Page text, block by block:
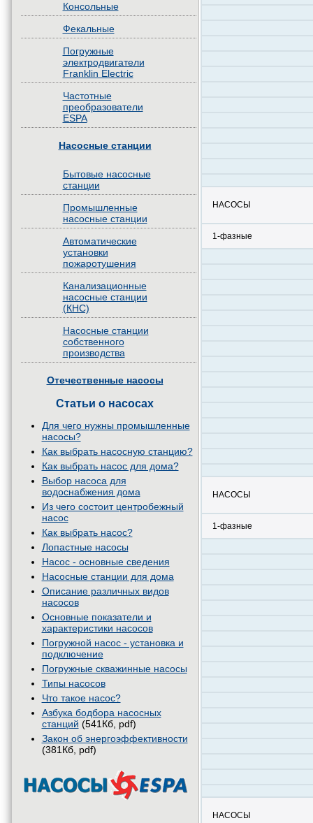
Консольные
Фекальные
Погружные
электродвигатели
Franklin Electric
Частотные
преобразователи
ESPA
Насосные станции
Бытовые насосные
станции
Промышленные
насосные станции
Автоматические
установки
пожаротушения
Канализационные
насосные станции
(КНС)
Насосные станции
собственного
производства
Отечественные насосы
Статьи о насосах
Для чего нужны промышленные
насосы?
Как выбрать насосную станцию?
Как выбрать насос для дома?
Выбор насоса для
водоснабжения дома
Из чего состоит центробежный
насос
Как выбрать насос?
Лопастные насосы
Насос - основные сведения
Насосные станции для дома
Описание различных видов
насосов
Основные показатели и
характеристики насосов
Погружной насос - установка и
подключение
Погружные скважинные насосы
Типы насосов
Что такое насос?
Азбука бодбора насосных
станций (541Кб, pdf)
Закон об энергоэффективности
(381Кб, pdf)
НАСОСЫ
1-фазные
НАСОСЫ
1-фазные
НАСОСЫ